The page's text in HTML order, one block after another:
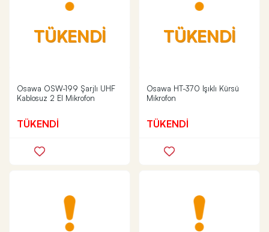
TÜKENDİ
Osawa OSW-199 Şarjlı UHF
Kablosuz 2 El Mikrofon
TÜKENDİ
TÜKENDİ
Osawa HT-370 Işıklı Kürsü
Mikrofon
TÜKENDİ